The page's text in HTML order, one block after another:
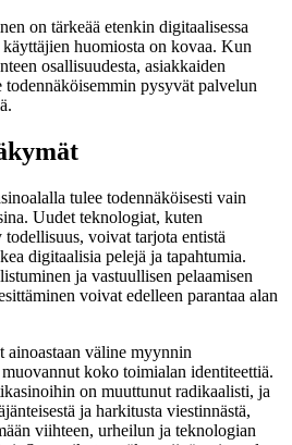
on tärkeää etenkin digitaalisessa
huomiosta on kovaa. Kun
osallisuudesta, asiakkaiden
todennäköisemmin pysyvät palvelun
tulee todennäköisesti vain
Uudet teknologiat, kuten
voivat tarjota entistä
digitaalisia pelejä ja tapahtumia.
ja vastuullisen pelaamisen
voivat edelleen parantaa alan
väline myynnin
koko toimialan identiteettiä.
on muuttunut radikaalisti, ja
ja harkitusta viestinnästä,
viihteen, urheilun ja teknologian